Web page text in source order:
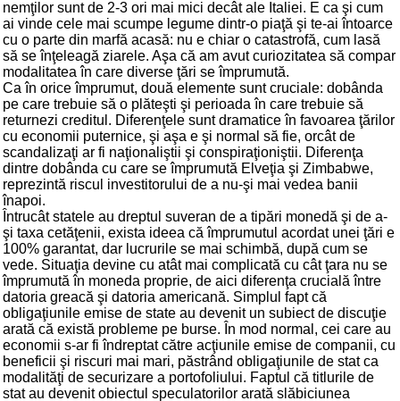
nemţilor sunt de 2-3 ori mai mici decât ale Italiei. E ca şi cum
ai vinde cele mai scumpe legume dintr-o piaţă şi te-ai întoarce
cu o parte din marfă acasă: nu e chiar o catastrofă, cum lasă
să se înţeleagă ziarele. Aşa că am avut curiozitatea să compar
modalitatea în care diverse ţări se împrumută.
Ca în orice împrumut, două elemente sunt cruciale: dobânda
pe care trebuie să o plăteşti şi perioada în care trebuie să
returnezi creditul. Diferenţele sunt dramatice în favoarea ţărilor
cu economii puternice, şi aşa e şi normal să fie, orcât de
scandalizaţi ar fi naţionaliştii şi conspiraţioniştii. Diferenţa
dintre dobânda cu care se împrumută Elveţia şi Zimbabwe,
reprezintă riscul investitorului de a nu-şi mai vedea banii
înapoi.
Întrucât statele au dreptul suveran de a tipări monedă şi de a-
şi taxa cetăţenii, exista ideea că împrumutul acordat unei ţări e
100% garantat, dar lucrurile se mai schimbă, după cum se
vede. Situaţia devine cu atât mai complicată cu cât ţara nu se
împrumută în moneda proprie, de aici diferenţa crucială între
datoria greacă şi datoria americană. Simplul fapt că
obligaţiunile emise de state au devenit un subiect de discuţie
arată că există probleme pe burse. În mod normal, cei care au
economii s-ar fi îndreptat către acţiunile emise de companii, cu
beneficii şi riscuri mai mari, păstrând obligaţiunile de stat ca
modalităţi de securizare a portofoliului. Faptul că titlurile de
stat au devenit obiectul speculatorilor arată slăbiciunea